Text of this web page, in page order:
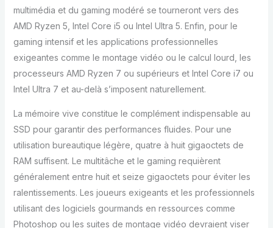
multimédia et du gaming modéré se tourneront vers des
AMD Ryzen 5, Intel Core i5 ou Intel Ultra 5. Enfin, pour le
gaming intensif et les applications professionnelles
exigeantes comme le montage vidéo ou le calcul lourd, les
processeurs AMD Ryzen 7 ou supérieurs et Intel Core i7 ou
Intel Ultra 7 et au-delà s’imposent naturellement.
La mémoire vive constitue le complément indispensable au
SSD pour garantir des performances fluides. Pour une
utilisation bureautique légère, quatre à huit gigaoctets de
RAM suffisent. Le multitâche et le gaming requièrent
généralement entre huit et seize gigaoctets pour éviter les
ralentissements. Les joueurs exigeants et les professionnels
utilisant des logiciels gourmands en ressources comme
Photoshop ou les suites de montage vidéo devraient viser